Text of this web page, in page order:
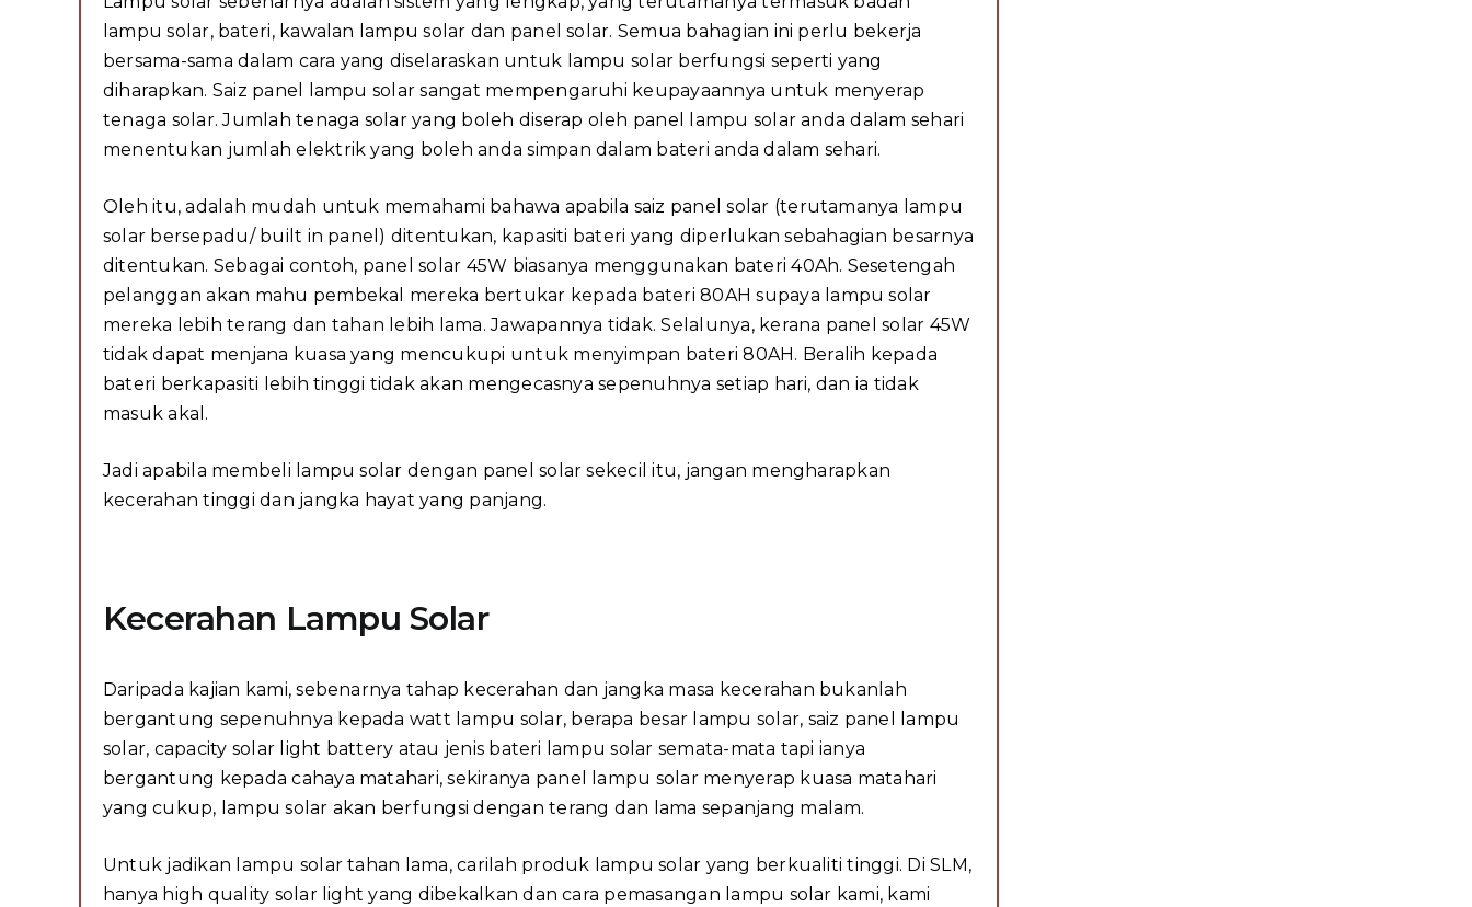
lampu solar, bateri, kawalan lampu solar dan panel solar. Semua bahagian ini perlu bekerja
bersama-sama dalam cara yang diselaraskan untuk lampu solar berfungsi seperti yang
diharapkan. Saiz panel lampu solar sangat mempengaruhi keupayaannya untuk menyerap
tenaga solar. Jumlah tenaga solar yang boleh diserap oleh panel lampu solar anda dalam sehari
menentukan jumlah elektrik yang boleh anda simpan dalam bateri anda dalam sehari.
Oleh itu, adalah mudah untuk memahami bahawa apabila saiz panel solar (terutamanya lampu
solar bersepadu/ built in panel) ditentukan, kapasiti bateri yang diperlukan sebahagian besarnya
ditentukan. Sebagai contoh, panel solar 45W biasanya menggunakan bateri 40Ah. Sesetengah
pelanggan akan mahu pembekal mereka bertukar kepada bateri 80AH supaya lampu solar
mereka lebih terang dan tahan lebih lama. Jawapannya tidak. Selalunya, kerana panel solar 45W
tidak dapat menjana kuasa yang mencukupi untuk menyimpan bateri 80AH. Beralih kepada
bateri berkapasiti lebih tinggi tidak akan mengecasnya sepenuhnya setiap hari, dan ia tidak
masuk akal.
Jadi apabila membeli lampu solar dengan panel solar sekecil itu, jangan mengharapkan
kecerahan tinggi dan jangka hayat yang panjang.
Kecerahan Lampu Solar
Daripada kajian kami, sebenarnya tahap kecerahan dan jangka masa kecerahan bukanlah
bergantung sepenuhnya kepada watt lampu solar, berapa besar lampu solar, saiz panel lampu
solar, capacity solar light battery atau jenis bateri lampu solar semata-mata tapi ianya
bergantung kepada cahaya matahari, sekiranya panel lampu solar menyerap kuasa matahari
yang cukup, lampu solar akan berfungsi dengan terang dan lama sepanjang malam.
Untuk jadikan lampu solar tahan lama, carilah produk lampu solar yang berkualiti tinggi. Di SLM,
hanya high quality solar light yang dibekalkan dan cara pemasangan lampu solar kami, kami